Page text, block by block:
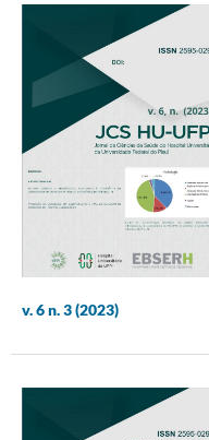
v. 6 n. 3 (2023)